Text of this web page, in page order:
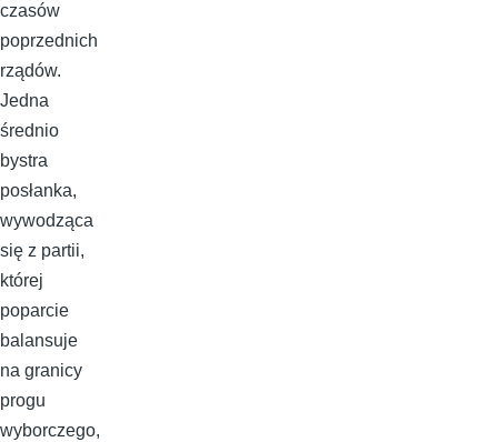
czasów
poprzednich
rządów.
Jedna
średnio
bystra
posłanka,
wywodząca
się z partii,
której
poparcie
balansuje
na granicy
progu
wyborczego,